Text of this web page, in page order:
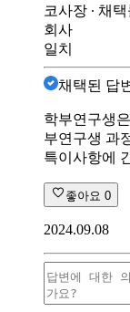
코사장 ∙ 채
회사
일치
채택된 답
학부연구생
부연구생 과
특이사항에
좋아요 0
2024.09.08